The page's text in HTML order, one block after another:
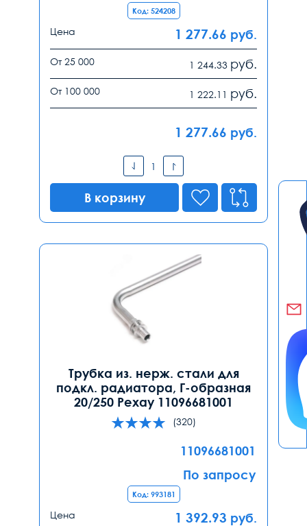
Код: 524208
Цена 1 277.66 руб.
От 25 000 1 244.33 руб.
От 100 000 1 222.11 руб.
1 277.66 руб.
В корзину
Трубка из. нерж. стали для
подкл. радиатора, Г-образная
20/250 Рехау 11096681001
(320)
11096681001
По запросу
Код: 993181
Цена 1 392.93 руб.